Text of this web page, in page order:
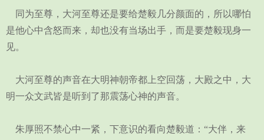
同为至尊，大河至尊还是要给楚毅几分颜面的，所以哪怕
是他心中含怒而来，却也没有当场出手，而是要楚毅现身一
见。
大河至尊的声音在大明神朝帝都上空回荡，大殿之中，大
明一众文武皆是听到了那震荡心神的声音。
朱厚照不禁心中一紧，下意识的看向楚毅道：“大伴，来